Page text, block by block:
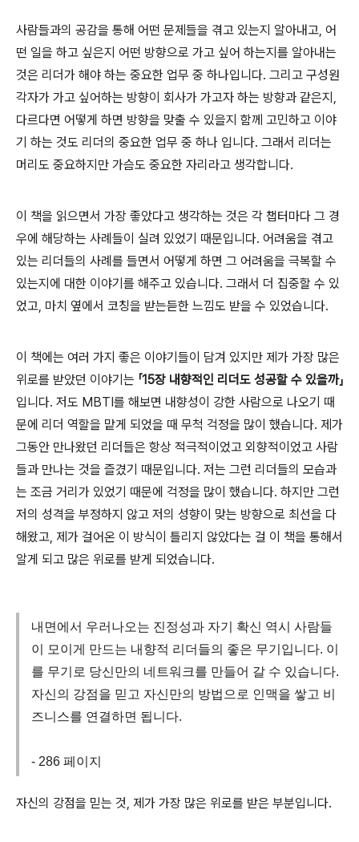
사람들과의 공감을 통해 어떤 문제들을 겪고 있는지 알아내고, 어
떤 일을 하고 싶은지 어떤 방향으로 가고 싶어 하는지를 알아내는
것은 리더가 해야 하는 중요한 업무 중 하나입니다. 그리고 구성원
각자가 가고 싶어하는 방향이 회사가 가고자 하는 방향과 같은지,
다르다면 어떻게 하면 방향을 맞출 수 있을지 함께 고민하고 이야
기 하는 것도 리더의 중요한 업무 중 하나 입니다. 그래서 리더는
머리도 중요하지만 가슴도 중요한 자리라고 생각합니다.
이 책을 읽으면서 가장 좋았다고 생각하는 것은 각 챕터마다 그 경
우에 해당하는 사례들이 실려 있었기 때문입니다. 어려움을 겪고
있는 리더들의 사례를 들면서 어떻게 하면 그 어려움을 극복할 수
있는지에 대한 이야기를 해주고 있습니다. 그래서 더 집중할 수 있
었고, 마치 옆에서 코칭을 받는듣한 느낌도 받을 수 있었습니다.
이 책에는 여러 가지 좋은 이야기들이 담겨 있지만 제가 가장 많은
위로를 받았던 이야기는 「15장 내향적인 리더도 성공할 수 있을까」
입니다. 저도 MBTI를 해보면 내향성이 강한 사람으로 나오기 때
문에 리더 역할을 맡게 되었을 때 무척 걱정을 많이 했습니다. 제가
그동안 만나왔던 리더들은 항상 적극적이었고 외향적이었고 사람
들과 만나는 것을 즐겼기 때문입니다. 저는 그런 리더들의 모습과
는 조금 거리가 있었기 때문에 걱정을 많이 했습니다. 하지만 그런
저의 성격을 부정하지 않고 저의 성향이 맞는 방향으로 최선을 다
해왔고, 제가 걸어온 이 방식이 틀리지 않았다는 걸 이 책을 통해서
알게 되고 많은 위로를 받게 되었습니다.
내면에서 우러나오는 진정성과 자기 확신 역시 사람들
이 모이게 만드는 내향적 리더들의 좋은 무기입니다. 이
를 무기로 당신만의 네트워크를 만들어 갈 수 있습니다.
자신의 강점을 믿고 자신만의 방법으로 인맥을 쌓고 비
즈니스를 연결하면 됩니다.
- 286 페이지
자신의 강점을 믿는 것, 제가 가장 많은 위로를 받은 부분입니다.